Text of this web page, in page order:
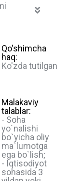
Qo'shimcha
haq:
Ko'zda tutilgan
Malakaviy
talablar:
- Soha
yo`nalishi
bo`yicha oliy
ma`lumotga
ega bo`lish;
- Iqtisodiyot
sohasida 3